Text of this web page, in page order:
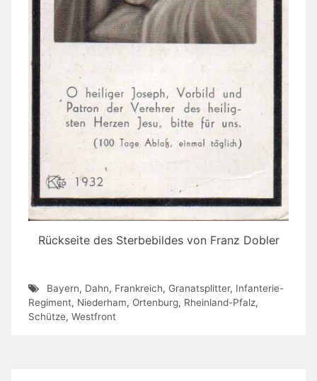
Rückseite des Sterbebildes von Franz Dobler
Bayern, Dahn, Frankreich, Granatsplitter, Infanterie-
Regiment, Niederham, Ortenburg, Rheinland-Pfalz,
Schütze, Westfront